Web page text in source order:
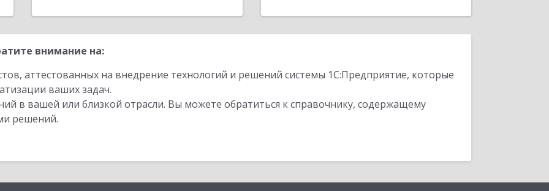
внимание на:
аттестованных на внедрение технологий и решений системы 1С:Предприятие, которые
ваших задач.
в вашей или близкой отрасли. Вы можете обратиться к справочнику, содержащему
решений.